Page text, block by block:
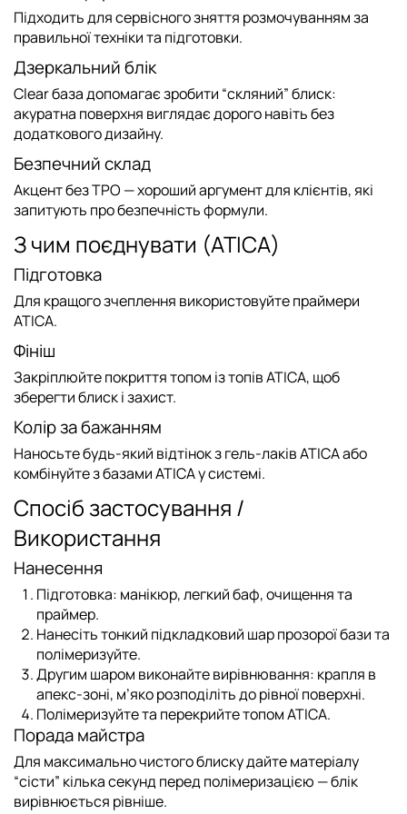
Підходить для сервісного зняття розмочуванням за
правильної техніки та підготовки.
Дзеркальний блік
Clear база допомагає зробити “скляний” блиск:
акуратна поверхня виглядає дорого навіть без
додаткового дизайну.
Безпечний склад
Акцентбез TPO — хороший аргумент для клієнтів, які
запитують про безпечність формули.
З чим поєднувати (ATICA)
Підготовка
Для кращого зчеплення використовуйтепраймери
ATICA.
Фініш
Закріплюйте покриття топом ізтопів ATICA, щоб
зберегти блиск і захист.
Колір за бажанням
Наносьте будь-який відтінок згель-лаків ATICAабо
комбінуйте збазами ATICAу системі.
Спосіб застосування /
Використання
Нанесення
Підготовка: манікюр, легкий баф, очищення та
праймер.
Нанесіть тонкий підкладковий шар прозорої бази та
полімеризуйте.
Другим шаром виконайте вирівнювання: крапля в
апекс-зоні, м’яко розподіліть до рівної поверхні.
Полімеризуйте та перекрийтетопом ATICA.
Порада майстра
Для максимально чистого блиску дайте матеріалу
“сісти” кілька секунд перед полімеризацією — блік
вирівнюється рівніше.